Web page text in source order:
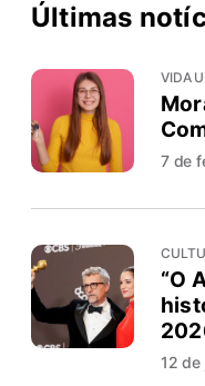
Últimas
VIDA
7 de
“O
12 de